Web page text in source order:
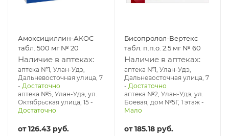
Амоксициллин-АКОС
табл. 500 мг № 20
Наличие в аптеках:
аптека №1, Улан-Удэ,
Дальневосточная улица, 7
- Достаточно
аптека №5, Улан-Удэ, ул. ​
Октябрьская улица, 15 -
Достаточно
от126.43 руб.
Бисопролол-Вертекс
табл. п.п.о. 2.5 мг № 60
Наличие в аптеках:
аптека №1, Улан-Удэ,
Дальневосточная улица, 7
- Достаточно
аптека №2, Улан-Удэ, ул.
Боевая, дом №5Г, 1 этаж -
Мало
от185.18 руб.